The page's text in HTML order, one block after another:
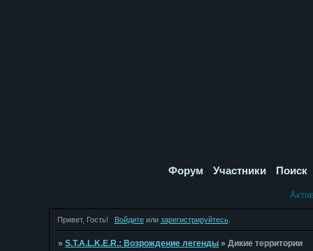
Форум Участники Поиск
Привет, Гость! Войдитеили зарегистрируйтесь.
»S.T.A.L.K.E.R.: Возрождение легенды »Дикие территории